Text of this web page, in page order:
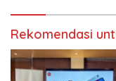
Rekomendasi